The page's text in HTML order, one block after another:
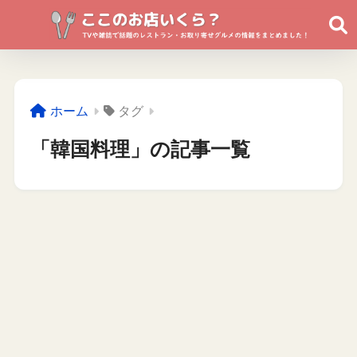
ホーム タグ
「韓国料理」の記事一覧